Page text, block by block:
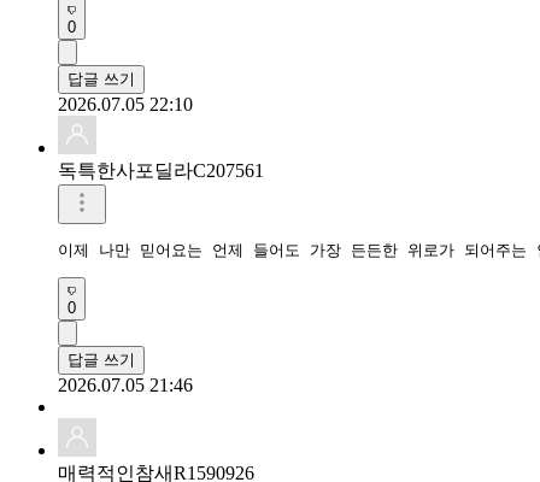
0
답글 쓰기
2026.07.05 22:10
독특한사포딜라C207561
이제 나만 믿어요는 언제 들어도 가장 든든한 위로가 되어주
0
답글 쓰기
2026.07.05 21:46
매력적인참새R1590926